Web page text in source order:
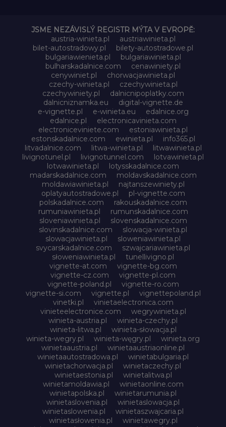
JSME NEZÁVISLÝ REGISTR MÝTA V EVROPĚ:
austria-winieta.pl
austriawinieta.pl
bilet-autostradowy.pl
bilety-autostradowe.pl
bulgariawienieta.pl
bulgariawinieta.pl
bulharskadalnice.com
cenawiniety.pl
cenywiniet.pl
chorwacjawinieta.pl
czechy-winieta.pl
czechywinieta.pl
czechywiniety.pl
dalnicnipoplatky.com
dalnicniznamka.eu
digital-vignette.de
e-vignette.pl
e-winieta.eu
edalnice.org
edalnice.pl
electronicavinieta.com
electroniceviniete.com
estoniawinieta.pl
estonskadalnice.com
ewinieta.pl
info365.pl
litvadalnice.com
litwa-winieta.pl
litwawinieta.pl
livignotunel.pl
livignotunnel.com
lotvawinieta.pl
lotwawinieta.pl
lotysskadalnice.com
madarskadalnice.com
moldavskadalnice.com
moldawiawinieta.pl
najtanszewiniety.pl
oplatyautostradowe.pl
pl-vignette.com
polskadalnice.com
rakouskadalnice.com
rumuniawinieta.pl
rumunskadalnice.com
sloveniawinieta.pl
slovenskadalnice.com
slovinskadalnice.com
slowacja-winieta.pl
slowacjawinieta.pl
sloweniawinieta.pl
svycarskadalnice.com
szwajcariawinieta.pl
słoweniawinieta.pl
tunellivigno.pl
vignette-at.com
vignette-bg.com
vignette-cz.com
vignette-pl.com
vignette-poland.pl
vignette-ro.com
vignette-si.com
vignette.pl
vignettepoland.pl
vinetki.pl
vinietaelectronica.com
vinieteelectronice.com
wegrywinieta.pl
winieta-austria.pl
winieta-czechy.pl
winieta-litwa.pl
winieta-słowacja.pl
winieta-wegry.pl
winieta-węgry.pl
winieta.org
winietaaustria.pl
winietaaustriaonline.pl
winietaautostradowa.pl
winietabulgaria.pl
winietachorwacja.pl
winietaczechy.pl
winietaestonia.pl
winietalitwa.pl
winietamoldawia.pl
winietaonline.com
winietapolska.pl
winietarumunia.pl
winietaslovenia.pl
winietaslowacja.pl
winietaslowenia.pl
winietaszwajcaria.pl
winietasłowenia.pl
winietawegry.pl